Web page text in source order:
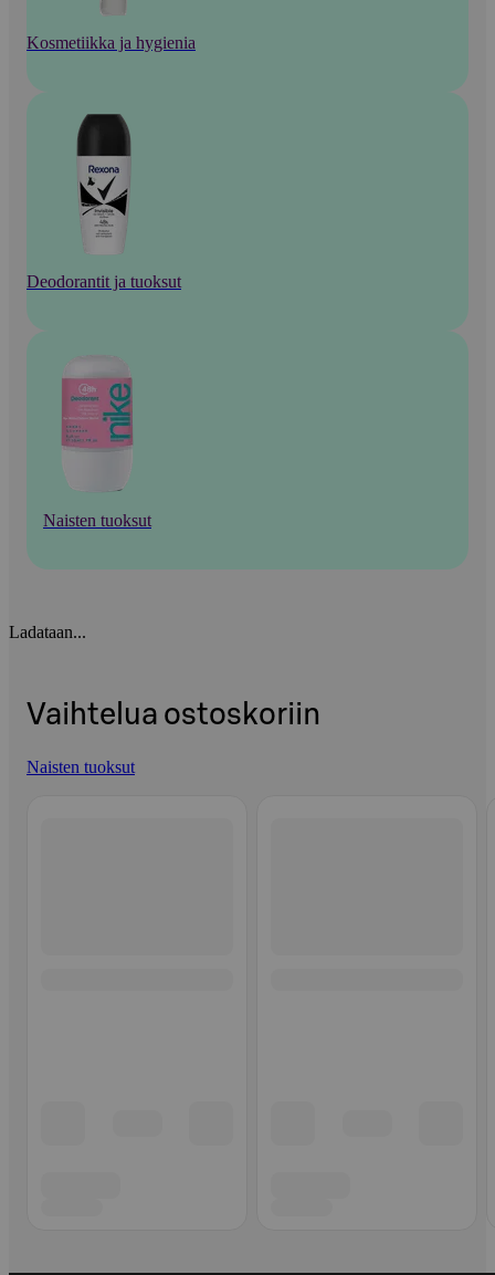
Kosmetiikka ja hygienia
Deodorantit ja tuoksut
Naisten tuoksut
Ladataan...
Vaihtelua ostoskoriin
Naisten tuoksut